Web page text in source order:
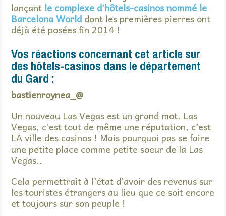
lançant le complexe d’hôtels-casinos nommé le
Barcelona Worlddont les premières pierres ont
déjà été posées fin 2014 !
Vos réactions concernant cet article sur
des hôtels-casinos dans le département
du Gard :
bastienroynea_@
Un nouveau Las Vegas est un grand mot. Las
Vegas, c’est tout de même une réputation, c’est
LA ville des casinos ! Mais pourquoi pas se faire
une petite place comme petite soeur de la Las
Vegas..
Cela permettrait à l’état d’avoir des revenus sur
les touristes étrangers au lieu que ce soit encore
et toujours sur son peuple !